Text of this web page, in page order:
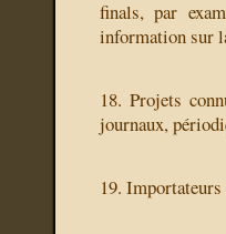
finals, par
information sur
18. Projets
journaux,
19.